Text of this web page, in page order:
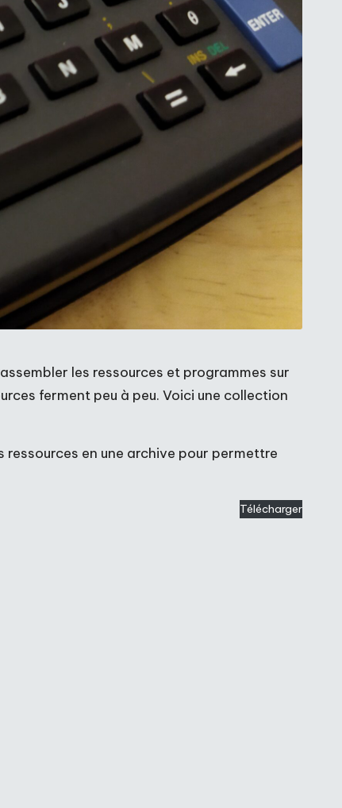
les ressources et programmes sur
ferment peu à peu. Voici une collection
ressources en une archive pour permettre
Télécharger